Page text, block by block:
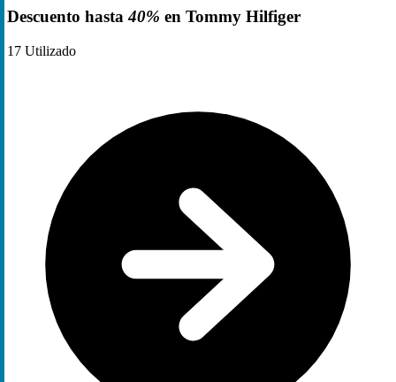
Descuento hasta40% en Tommy Hilfiger
17 Utilizado